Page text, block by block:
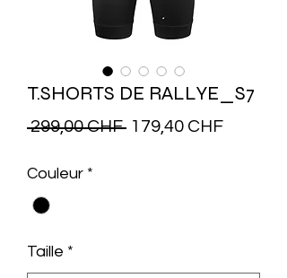
T.SHORTS DE RALLYE_S7
299,00 CHF Prix
179,40 CHFPrix
Couleur *
Taille *